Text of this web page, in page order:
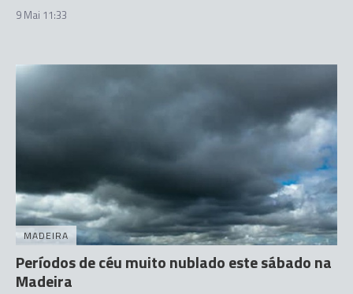
9 Mai 11:33
MADEIRA
Períodos de céu muito nublado este sábado na
Madeira